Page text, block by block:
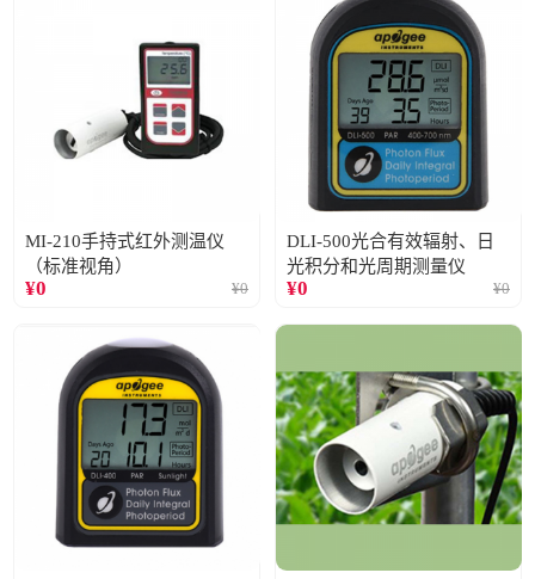
MI-210手持式红外测温仪
（标准视角）
¥0 ¥0
DLI-500光合有效辐射、日
光积分和光周期测量仪
¥0 ¥0